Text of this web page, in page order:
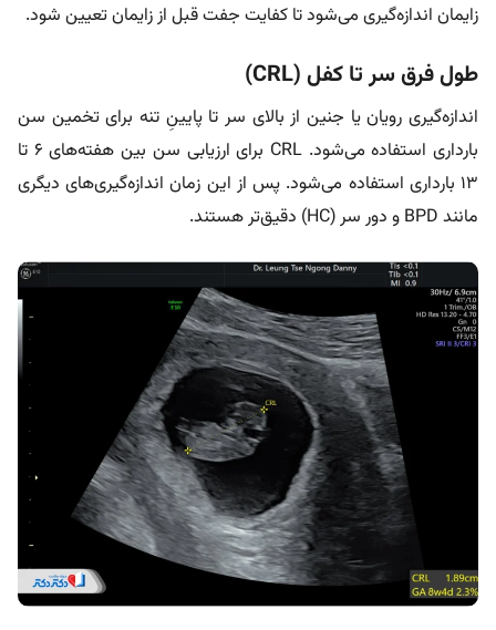
زایمان اندازه‌گیری می‌شود تا کفایت جفت قبل از زایمان تعیین شود.
طول فرق سر تا کفل (CRL)
اندازه‌گیری رویان یا جنین از بالای سر تا پایینِ تنه برای تخمین سن
بارداری استفاده می‌شود. CRL برای ارزیابی سن بین هفته‌های ۶ تا
۱۳ بارداری استفاده می‌شود. پس از این زمان اندازه‌گیری‌های دیگری
مانند BPD و دور سر (HC) دقیق‌تر هستند.